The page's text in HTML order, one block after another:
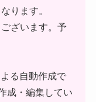
ります。
ざいます。予
る自動作成で
成・編集してい